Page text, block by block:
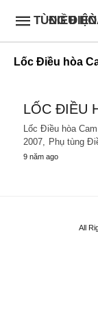
ĐIỀU HÒA GIÁ TỐT,
Lốc Điều hòa
LỐC ĐIỀU
Lốc Điều hòa
2007, Phụ tùng
9 năm ago
All